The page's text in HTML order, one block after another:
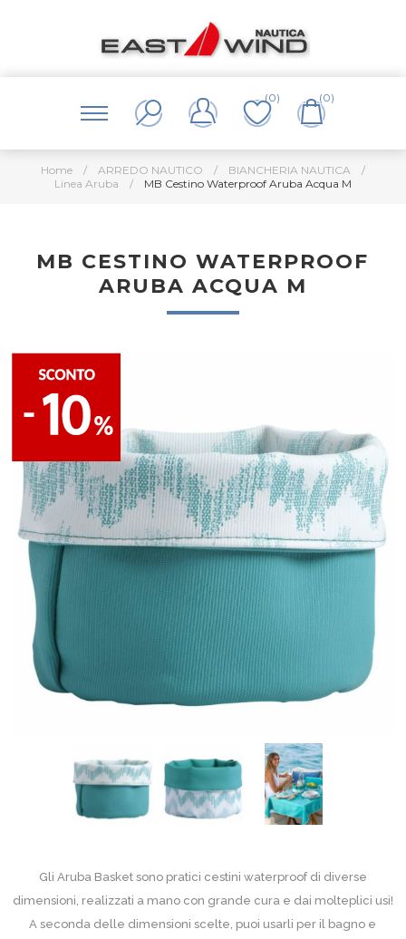
(0) (0)
Home / ARREDO NAUTICO / BIANCHERIA NAUTICA
/
Linea Aruba
/ MB Cestino Waterproof Aruba Acqua M
MB CESTINO WATERPROOF
ARUBA ACQUA M
Gli Aruba Basket sono pratici cestini waterproof di diverse
dimensioni, realizzati a mano con grande cura e dai molteplici usi!
A seconda delle dimensioni scelte, puoi usarli per il bagno e